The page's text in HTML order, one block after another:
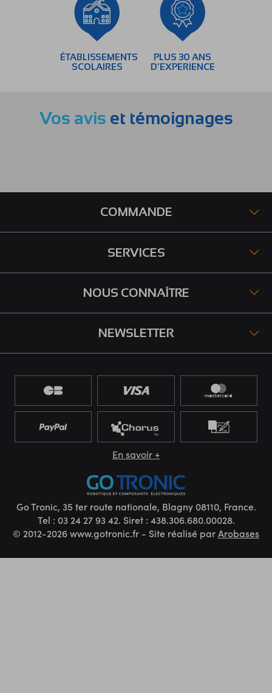
ÉTABLISSEMENTS
SCOLAIRES
PLUS 30 ANS
D’EXPERIENCE
Vos avis et témoignages
COMMANDE
SERVICES
NOUS CONNAÎTRE
NEWSLETTER
En savoir +
Go Tronic, 35 ter route nationale, Blagny 08110, France.
Tel : 03 24 27 93 42. Siret : 438.306.680.00028.
© 2012-2026 www.gotronic.fr - Site réalisé parArobases